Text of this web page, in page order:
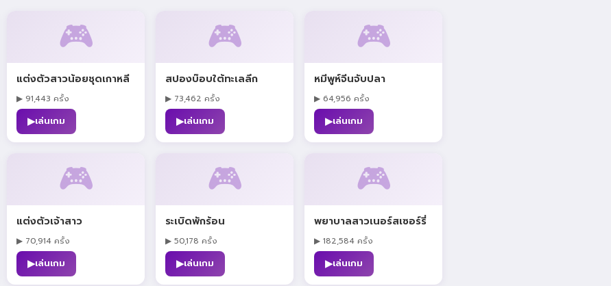
🎮
แต่งตัวสาวน้อยชุดเกาหลี
▶ 91,443 ครั้ง
▶เล่นเกม
🎮
สปองบ๊อบใต้ทะเลลึก
▶ 73,462 ครั้ง
▶เล่นเกม
🎮
หมีพูห์จีนจับปลา
▶ 64,956 ครั้ง
▶เล่นเกม
🎮
แต่งตัวเจ้าสาว
▶ 70,914 ครั้ง
▶เล่นเกม
🎮
ระเบิดพักร้อน
▶ 50,178 ครั้ง
▶เล่นเกม
🎮
พยาบาลสาวเนอร์สเซอร์รี่
▶ 182,584 ครั้ง
▶เล่นเกม